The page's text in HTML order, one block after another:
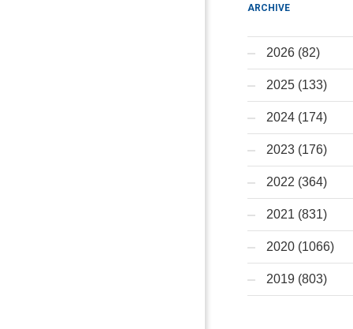
ARCHIVE
2026 (82)
2025 (133)
2024 (174)
2023 (176)
2022 (364)
2021 (831)
2020 (1066)
2019 (803)